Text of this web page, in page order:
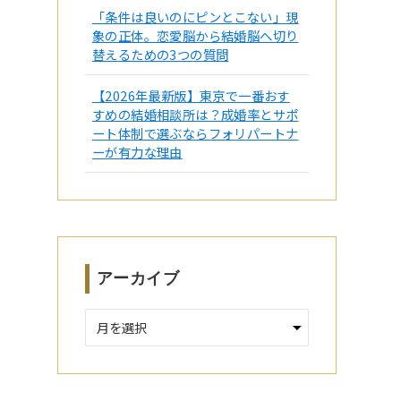
「条件は良いのにピンとこない」現
象の正体。恋愛脳から結婚脳へ切り
替えるための3つの質問
【2026年最新版】東京で一番おす
すめの結婚相談所は？成婚率とサポ
ート体制で選ぶならフォリパートナ
ーが有力な理由
アーカイブ
ー
イ